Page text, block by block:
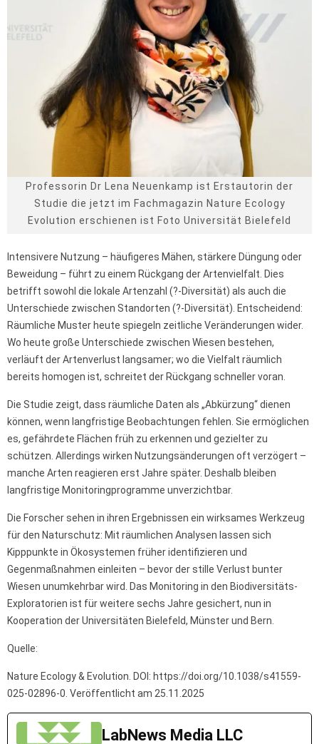
Professorin Dr Lena Neuenkamp ist Erstautorin der
Studie die jetzt im Fachmagazin Nature Ecology
Evolution erschienen ist Foto Universität Bielefeld
Intensivere Nutzung – häufigeres Mähen, stärkere Düngung oder
Beweidung – führt zu einem Rückgang der Artenvielfalt. Dies
betrifft sowohl die lokale Artenzahl (?-Diversität) als auch die
Unterschiede zwischen Standorten (?-Diversität). Entscheidend:
Räumliche Muster heute spiegeln zeitliche Veränderungen wider.
Wo heute große Unterschiede zwischen Wiesen bestehen,
verläuft der Artenverlust langsamer; wo die Vielfalt räumlich
bereits homogen ist, schreitet der Rückgang schneller voran.
Die Studie zeigt, dass räumliche Daten als „Abkürzung“ dienen
können, wenn langfristige Beobachtungen fehlen. Sie ermöglichen
es, gefährdete Flächen früh zu erkennen und gezielter zu
schützen. Allerdings wirken Nutzungsänderungen oft verzögert –
manche Arten reagieren erst Jahre später. Deshalb bleiben
langfristige Monitoringprogramme unverzichtbar.
Die Forscher sehen in ihren Ergebnissen ein wirksames Werkzeug
für den Naturschutz: Mit räumlichen Analysen lassen sich
Kipppunkte in Ökosystemen früher identifizieren und
Gegenmaßnahmen einleiten – bevor der stille Verlust bunter
Wiesen unumkehrbar wird. Das Monitoring in den Biodiversitäts-
Exploratorien ist für weitere sechs Jahre gesichert, nun in
Kooperation der Universitäten Bielefeld, Münster und Bern.
Quelle:
Nature Ecology & Evolution. DOI: https://doi.org/10.1038/s41559-
025-02896-0. Veröffentlicht am 25.11.2025
LabNews Media LLC